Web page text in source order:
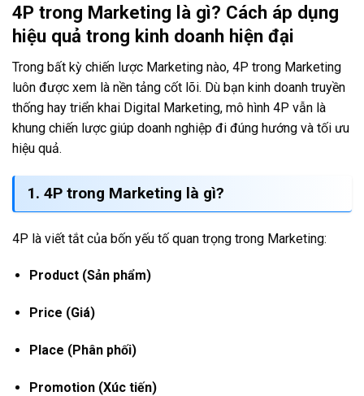
4P trong Marketing là gì? Cách áp dụng
hiệu quả trong kinh doanh hiện đại
Trong bất kỳ chiến lược Marketing nào, 4P trong Marketing
luôn được xem là nền tảng cốt lõi. Dù bạn kinh doanh truyền
thống hay triển khai Digital Marketing, mô hình 4P vẫn là
khung chiến lược giúp doanh nghiệp đi đúng hướng và tối ưu
hiệu quả.
1. 4P trong Marketing là gì?
4P là viết tắt của bốn yếu tố quan trọng trong Marketing:
Product (Sản phẩm)
Price (Giá)
Place (Phân phối)
Promotion (Xúc tiến)